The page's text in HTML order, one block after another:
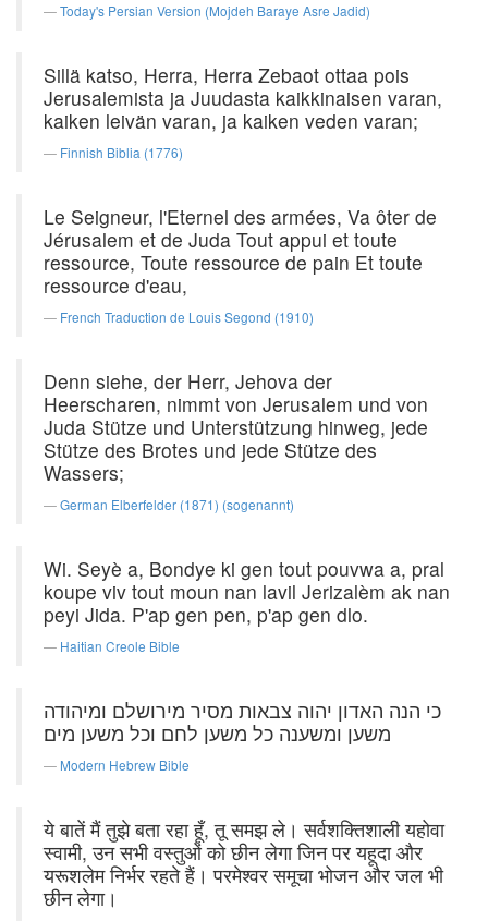
Today's Persian Version (Mojdeh Baraye Asre Jadid)
Sillä katso, Herra, Herra Zebaot ottaa pois
Jerusalemista ja Juudasta kaikkinaisen varan,
kaiken leivän varan, ja kaiken veden varan;
Finnish Biblia (1776)
Le Seigneur, l'Eternel des armées, Va ôter de
Jérusalem et de Juda Tout appui et toute
ressource, Toute ressource de pain Et toute
ressource d'eau,
French Traduction de Louis Segond (1910)
Denn siehe, der Herr, Jehova der
Heerscharen, nimmt von Jerusalem und von
Juda Stütze und Unterstützung hinweg, jede
Stütze des Brotes und jede Stütze des
Wassers;
German Elberfelder (1871) (sogenannt)
Wi. Seyè a, Bondye ki gen tout pouvwa a, pral
koupe viv tout moun nan lavil Jerizalèm ak nan
peyi Jida. P'ap gen pen, p'ap gen dlo.
Haitian Creole Bible
כי הנה האדון יהוה צבאות מסיר מירושלם ומיהודה
משען ומשענה כל משען לחם וכל משען מים׃
Modern Hebrew Bible
ये बातें मैं तुझे बता रहा हूँ, तू समझ ले। सर्वशक्तिशाली यहोवा
स्वामी, उन सभी वस्तुओं को छीन लेगा जिन पर यहूदा और
यरूशलेम निर्भर रहते हैं। परमेश्वर समूचा भोजन और जल भी
छीन लेगा।